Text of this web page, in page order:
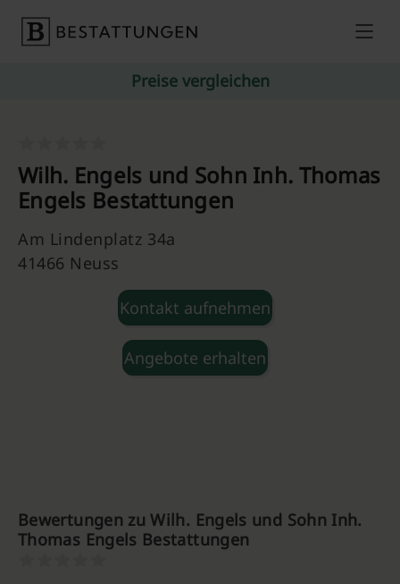
Preise vergleichen
Wilh. Engels und Sohn Inh. Thomas
Engels Bestattungen
Am Lindenplatz 34a
41466 Neuss
Kontakt aufnehmen
Angebote erhalten
Bewertungen zu Wilh. Engels und Sohn Inh.
Thomas Engels Bestattungen